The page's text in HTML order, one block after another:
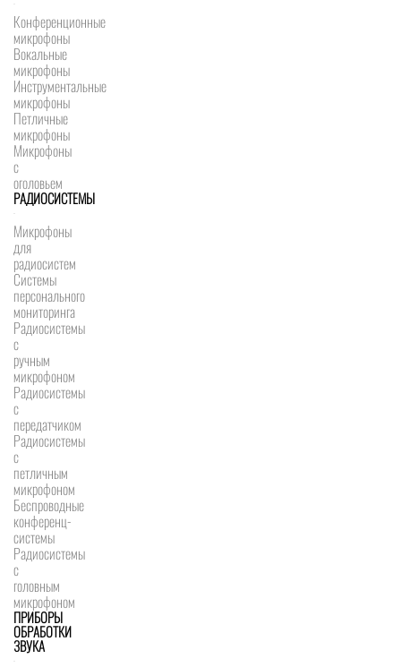
Конференционные
микрофоны
Вокальные
микрофоны
Инструментальные
микрофоны
Петличные
микрофоны
Микрофоны
с
оголовьем
РАДИОСИСТЕМЫ
Микрофоны
для
радиосистем
Системы
персонального
мониторинга
Радиосистемы
c
ручным
микрофоном
Радиосистемы
с
передатчиком
Радиосистемы
с
петличным
микрофоном
Беспроводные
конференц-
системы
Радиосистемы
с
головным
микрофоном
ПРИБОРЫ
ОБРАБОТКИ
ЗВУКА